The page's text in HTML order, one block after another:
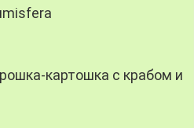
картошка с крабом и